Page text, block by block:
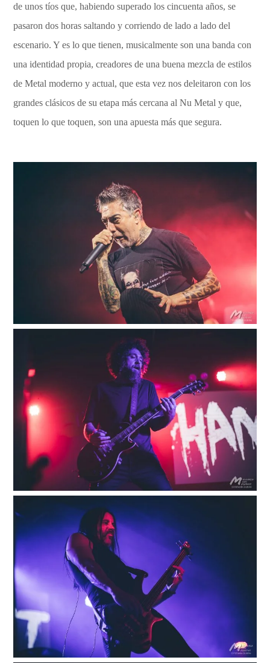
de unos tíos que, habiendo superado los cincuenta años, se
pasaron dos horas saltando y corriendo de lado a lado del
escenario. Y es lo que tienen, musicalmente son una banda con
una identidad propia, creadores de una buena mezcla de estilos
de Metal moderno y actual, que esta vez nos deleitaron con los
grandes clásicos de su etapa más cercana al Nu Metal y que,
toquen lo que toquen, son una apuesta más que segura.